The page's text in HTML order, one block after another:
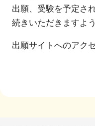
出願、受験を予定さ
続きいただきますよ
出願サイトへのアク